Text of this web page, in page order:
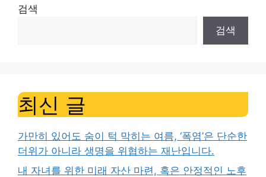
검색
검색
최신 글
가만히 있어도 숨이 턱 막히는 여름, ‘폭염’은 단순한
더위가 아니라 생명을 위협하는 재난입니다.
내 자녀를 위한 미래 자산 마련, 혹은 안정적인 노후